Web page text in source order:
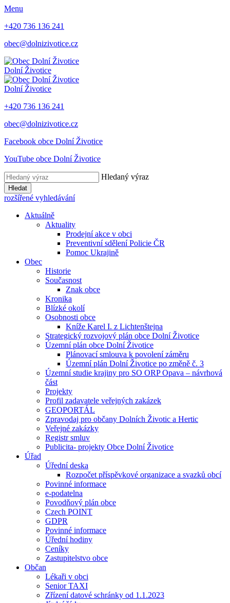
Menu
+420 736 136 241
obec@dolnizivotice.cz
Dolní Životice
Dolní Životice
+420 736 136 241
obec@dolnizivotice.cz
Facebook obce Dolní Životice
YouTube obce Dolní Životice
Hledaný výraz
Hledat
rozšířené vyhledávání
Aktuálně
Aktuality
Prodejní akce v obci
Preventivní sdělení Policie ČR
Pomoc Ukrajině
Obec
Historie
Současnost
Znak obce
Kronika
Blízké okolí
Osobnosti obce
Kníže Karel I. z Lichtenštejna
Strategický rozvojový plán obce Dolní Životice
Územní plán obce Dolní Životice
Plánovací smlouva k povolení záměru
Územní plán Dolní Životice po změně č. 3
Územní studie krajiny pro SO ORP Opava – návrhová
část
Projekty
Profil zadavatele veřejných zakázek
GEOPORTÁL
Zpravodaj pro občany Dolních Životic a Hertic
Veřejné zakázky
Registr smluv
Publicita- projekty Obce Dolní Životice
Úřad
Úřední deska
Rozpočet příspěvkové organizace a svazků obcí
Povinné informace
e-podatelna
Povodňový plán obce
Czech POINT
GDPR
Povinné informace
Úřední hodiny
Ceníky
Zastupitelstvo obce
Občan
Lékaři v obci
Senior TAXI
Zřízení datové schránky od 1.1.2023